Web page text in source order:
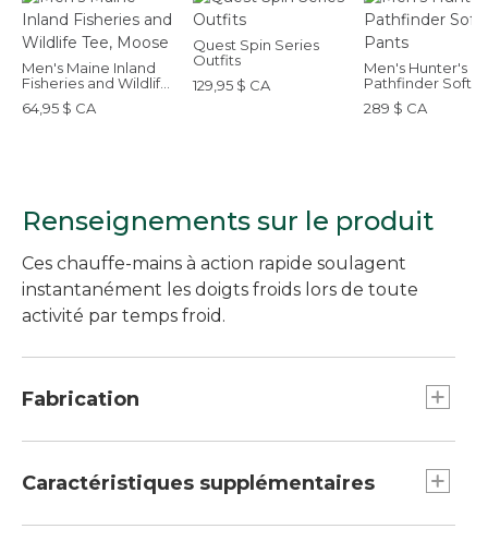
Men's Maine Inland
Fisheries and Wildlife
Tee, Moose
64,95 $ CA
Quest Spin Series
Outfits
129,95 $ CA
Men's Hunter's
Pathfinder
Pants
289 $ CA
Renseignements sur le produit
Ces chauffe-mains à action rapide soulagent
instantanément les doigts froids lors de toute
activité par temps froid.
Fabrication
156°F.
Le format compact permet de glisser ces
Caractéristiques supplémentaires